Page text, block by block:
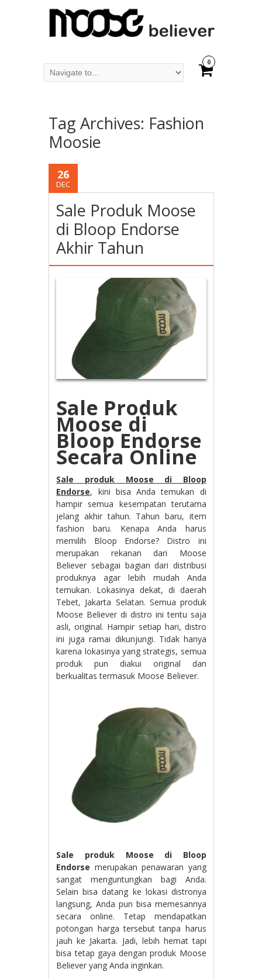
0
Tag Archives: Fashion
Moosie
26
DEC
Sale Produk Moose
di Bloop Endorse
Akhir Tahun
Sale Produk
Moose di
Bloop Endorse
Secara Online
Sale produk Moose di Bloop
Endorse, kini bisa Anda temukan di
hampir semua kesempatan terutama
jelang akhir tahun. Tahun baru, item
fashion baru. Kenapa Anda harus
memilih Bloop Endorse? Distro ini
merupakan rekanan dari Moose
Believer sebagai bagian dari distribusi
produknya agar lebih mudah Anda
temukan. Lokasinya dekat, di daerah
Tebet, Jakarta Selatan. Semua produk
Moose Believer di distro ini tentu saja
asli, original. Hampir setiap hari, distro
ini juga ramai dikunjungi. Tidak hanya
karena lokasinya yang strategis, semua
produk pun diakui original dan
berkualitas termasuk Moose Believer.
Sale produk Moose di Bloop
Endorse merupakan penawaran yang
sangat menguntungkan bagi Anda.
Selain bisa datang ke lokasi distronya
langsung, Anda pun bisa memesannya
secara online. Tetap mendapatkan
potongan harga tersebut tanpa harus
jauh ke Jakarta. Jadi, lebih hemat tapi
bisa tetap gaya dengan produk Moose
Believer yang Anda inginkan.